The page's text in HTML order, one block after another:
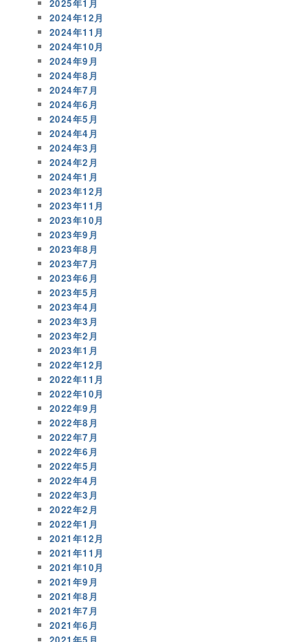
2025年1月
2024年12月
2024年11月
2024年10月
2024年9月
2024年8月
2024年7月
2024年6月
2024年5月
2024年4月
2024年3月
2024年2月
2024年1月
2023年12月
2023年11月
2023年10月
2023年9月
2023年8月
2023年7月
2023年6月
2023年5月
2023年4月
2023年3月
2023年2月
2023年1月
2022年12月
2022年11月
2022年10月
2022年9月
2022年8月
2022年7月
2022年6月
2022年5月
2022年4月
2022年3月
2022年2月
2022年1月
2021年12月
2021年11月
2021年10月
2021年9月
2021年8月
2021年7月
2021年6月